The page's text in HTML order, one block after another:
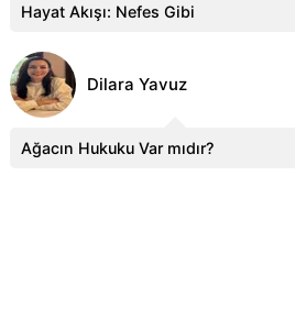
Hayat Akışı: Nefes Gibi
Dilara Yavuz
Ağacın Hukuku Var mıdır?